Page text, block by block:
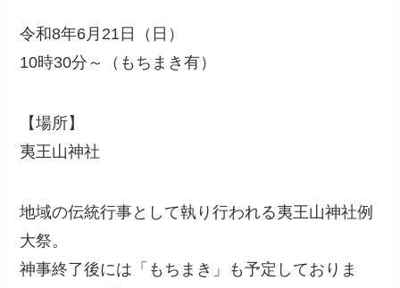
令和8年6月21日（日）
10時30分～（もちまき有）
【場所】
夷王山神社
地域の伝統行事として執り行われる夷王山神社例
大祭。
神事終了後には「もちまき」も予定しておりま